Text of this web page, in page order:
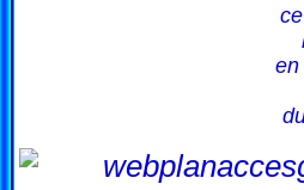
en